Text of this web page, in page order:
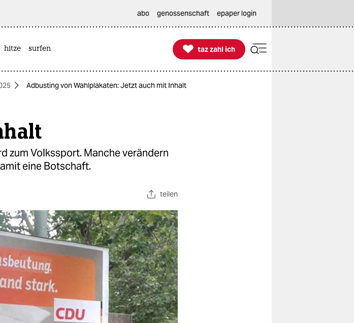
abo genossenschaft epaper login
hitze surfen 
taz zahl ich
taz zahl ich
Adbusting von Wahlplakaten: Jetzt auch mit Inhalt
zum Volkssport. Manche verändern
eine Botschaft.
teilen